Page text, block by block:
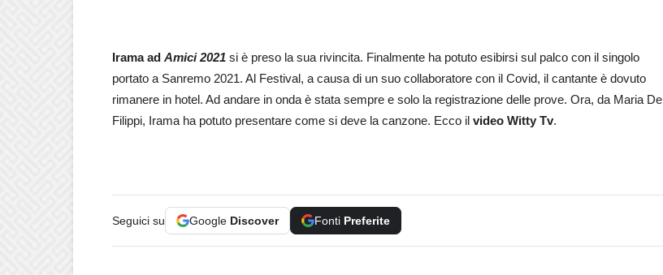
Irama ad Amici 2021 si è preso la sua rivincita. Finalmente ha potuto esibirsi sul palco con il singolo
portato a Sanremo 2021. Al Festival, a causa di un suo collaboratore con il Covid, il cantante è dovuto
rimanere in hotel. Ad andare in onda è stata sempre e solo la registrazione delle prove. Ora, da Maria De
Filippi, Irama ha potuto presentare come si deve la canzone. Ecco il video Witty Tv.
Seguici su Google Discover Fonti Preferite